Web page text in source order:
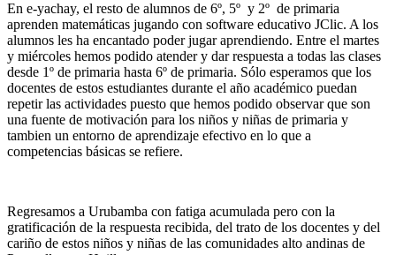
En e-yachay, el resto de alumnos de 6º, 5º y 2º de primaria
aprenden matemáticas jugando con software educativo JClic. A los
alumnos les ha encantado poder jugar aprendiendo. Entre el martes
y miércoles hemos podido atender y dar respuesta a todas las clases
desde 1º de primaria hasta 6º de primaria. Sólo esperamos que los
docentes de estos estudiantes durante el año académico puedan
repetir las actividades puesto que hemos podido observar que son
una fuente de motivación para los niños y niñas de primaria y
tambien un entorno de aprendizaje efectivo en lo que a
competencias básicas se refiere.
Regresamos a Urubamba con fatiga acumulada pero con la
gratificación de la respuesta recibida, del trato de los docentes y del
cariño de estos niños y niñas de las comunidades alto andinas de